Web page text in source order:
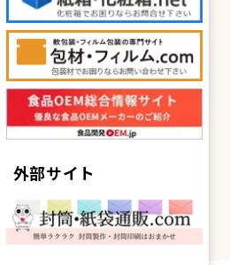
外部サイト